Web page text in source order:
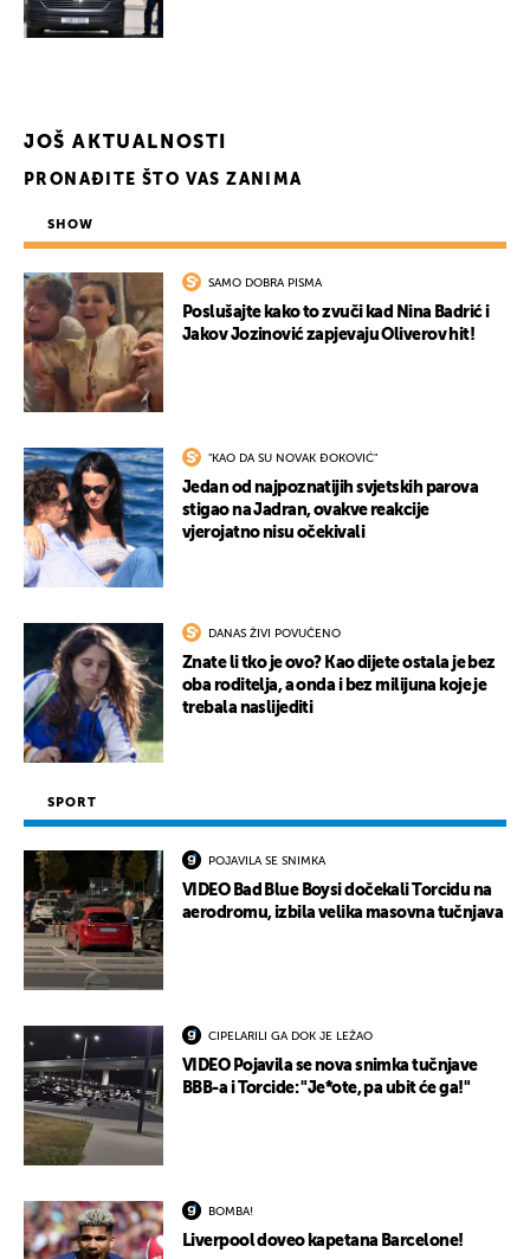
JOŠ AKTUALNOSTI
PRONAĐITE ŠTO VAS ZANIMA
SHOW
SAMO DOBRA PISMA
Poslušajte kako to zvuči kad Nina Badrić i
Jakov Jozinović zapjevaju Oliverov hit!
"KAO DA SU NOVAK ĐOKOVIĆ"
Jedan od najpoznatijih svjetskih parova
stigao na Jadran, ovakve reakcije
vjerojatno nisu očekivali
DANAS ŽIVI POVUČENO
Znate li tko je ovo? Kao dijete ostala je bez
oba roditelja, a onda i bez milijuna koje je
trebala naslijediti
SPORT
POJAVILA SE SNIMKA
VIDEO Bad Blue Boysi dočekali Torcidu na
aerodromu, izbila velika masovna tučnjava
CIPELARILI GA DOK JE LEŽAO
VIDEO Pojavila se nova snimka tučnjave
BBB-a i Torcide: "Je*ote, pa ubit će ga!"
BOMBA!
Liverpool doveo kapetana Barcelone!